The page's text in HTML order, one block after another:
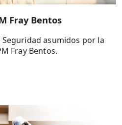
Fray Bentos
asumidos por la
Fray Bentos.